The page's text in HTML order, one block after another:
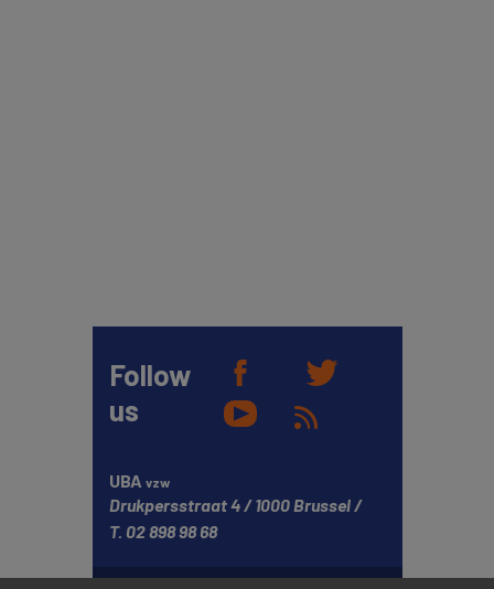
Follow
us
UBA vzw
Drukpersstraat 4
1000 Brussel
T. 02 898 98 68